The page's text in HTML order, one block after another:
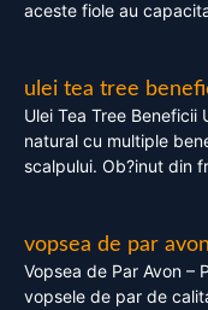
aceste fiole au
ulei tea tree
Ulei Tea Tree
natural cu multiple
scalpului. Ob?inut din
vopsea de par
Vopsea de Par Avon –
vopsele de par de